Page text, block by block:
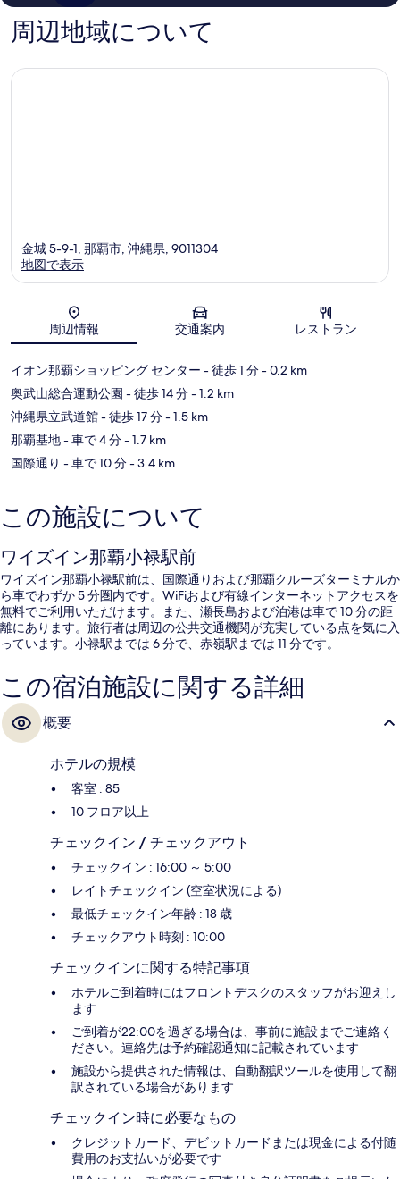
の
口
ミ
ミ
周辺地域について
地図
金城 5-9-1, 那覇市, 沖縄県, 9011304
地図で表示
周辺情報 交通案内 レストラン
イオン那覇ショッピング センター - 徒歩 1 分- 0.2 km
奥武山総合運動公園 - 徒歩 14 分- 1.2 km
沖縄県立武道館- 徒歩 17 分- 1.5 km
那覇基地- 車で 4 分- 1.7 km
国際通り - 車で 10 分- 3.4 km
この施設について
ワイズイン那覇小禄駅前
ワイズイン那覇小禄駅前は、国際通りおよび那覇クルーズターミナルか
ら車でわずか 5 分圏内です。WiFiおよび有線インターネットアクセスを
無料でご利用いただけます。また、瀬長島および泊港は車で 10 分の距
離にあります。旅行者は周辺の公共交通機関が充実している点を気に入
っています。小禄駅までは 6 分で、赤嶺駅までは 11 分です。
この宿泊施設に関する詳細
概要
ホテルの規模
客室 : 85
10 フロア以上
チェックイン / チェックアウト
チェックイン : 16:00 ～ 5:00
レイトチェックイン (空室状況による)
最低チェックイン年齢 : 18 歳
チェックアウト時刻 : 10:00
チェックインに関する特記事項
ホテルご到着時にはフロントデスクのスタッフがお迎えし
ます
ご到着が22:00を過ぎる場合は、事前に施設までご連絡く
ださい。連絡先は予約確認通知に記載されています
施設から提供された情報は、自動翻訳ツールを使用して翻
訳されている場合があります
チェックイン時に必要なもの
クレジットカード、デビットカードまたは現金による付随
費用のお支払いが必要です